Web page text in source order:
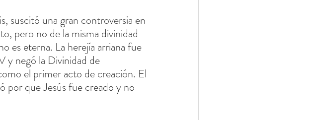
pero no de la misma divinidad
es eterna. La herejía arriana fue
y negó la Divinidad de
el primer acto de creación. El
por que Jesús fue creado y no